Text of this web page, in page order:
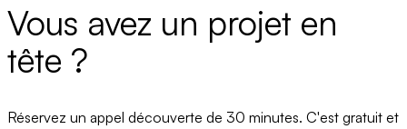
Vous avez un projet en
tête ?
Réservez un appel découverte de 30 minutes. C'est gratuit et